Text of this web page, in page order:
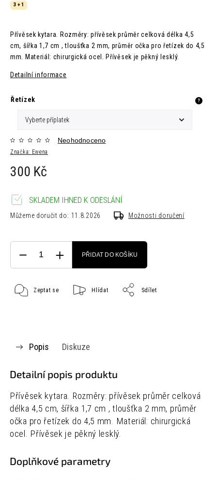
3 + 1
Přívěsek kytara. Rozměry: přívěsek průměr celková délka 4,5
cm, šířka 1,7 cm , tloušťka 2 mm, průměr očka pro řetízek do 4,5
mm. Materiál: chirurgická ocel. Přívěsek je pěkný lesklý.
Detailní informace
Řetízek ?
Značka: Ewena
Neohodnoceno
300 Kč
SKLADEM IHNED K ODESLÁNÍ
Můžeme doručit do: 11.8.2026 Možnosti doručení
PŘIDAT DO KOŠÍKU
Zeptat se Hlídat Sdílet
Popis Diskuze
Detailní popis produktu
Přívěsek kytara. Rozměry: přívěsek průměr celková
délka 4,5 cm, šířka 1,7 cm , tloušťka 2 mm, průměr
očka pro řetízek do 4,5 mm. Materiál: chirurgická
ocel. Přívěsek je pěkný lesklý.
Doplňkové parametry